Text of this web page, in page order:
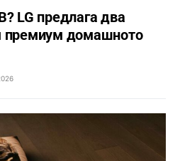
LG предлага два
премиум домашното